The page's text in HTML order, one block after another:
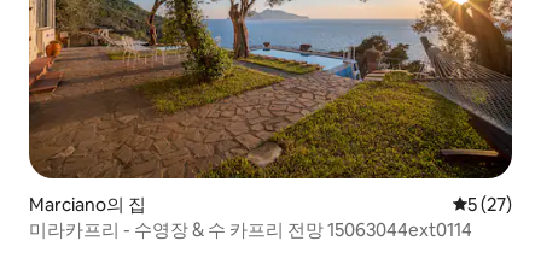
Marciano의 집 평점 5점
5 (27)
미라카프리 - 수영장 & 수 카프리 전망 15063044ext0114